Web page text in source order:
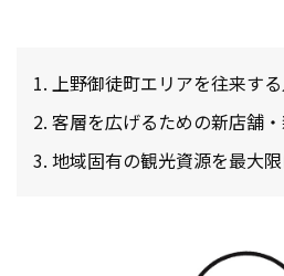
上野御徒町エリアを往来す
客層を広げるための新店舗
地域固有の観光資源を最大